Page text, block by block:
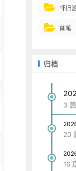
怀旧
随笔
归档
3 篇
20
16